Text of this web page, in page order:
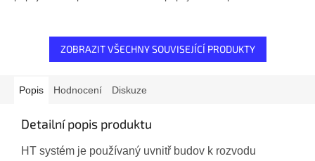
ZOBRAZIT VŠECHNY SOUVISEJÍCÍ PRODUKTY
Popis Hodnocení Diskuze
Detailní popis produktu
HT systém je používaný uvnitř budov k rozvodu